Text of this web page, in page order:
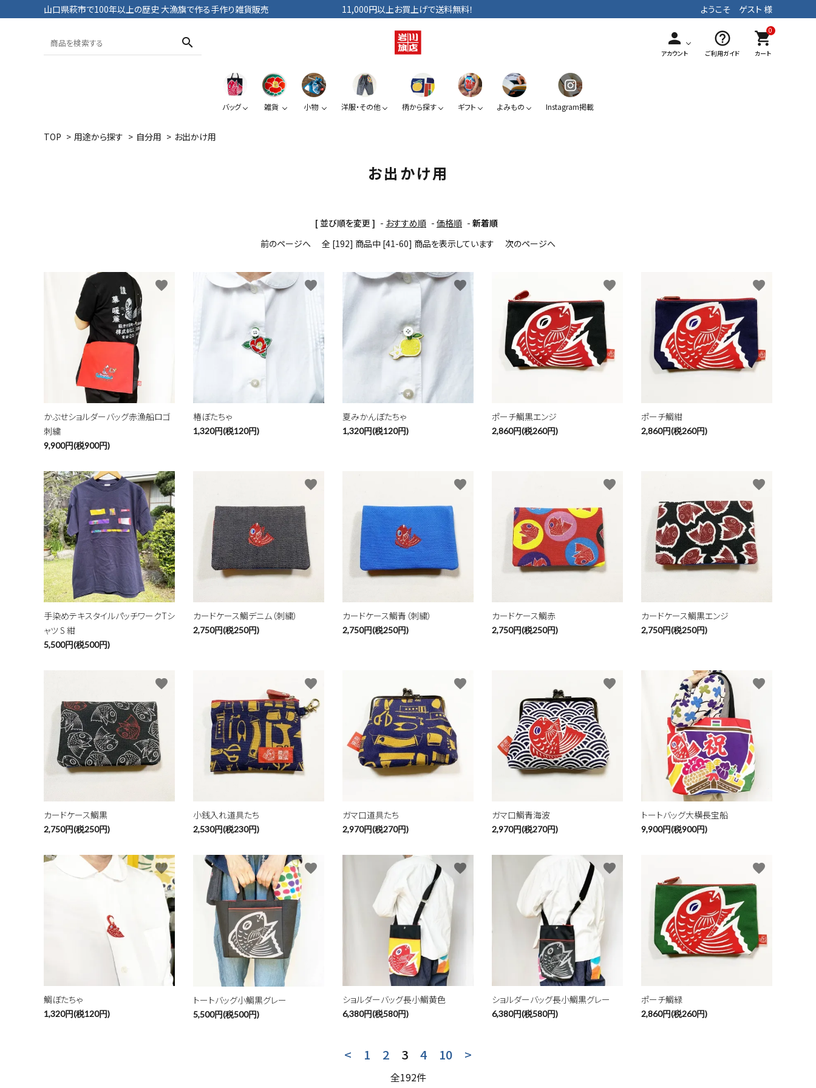
山口県萩市で100年以上の歴史 大漁旗で作る手作り雑貨販売 11,000円以上お買上げで送料無料！ ようこそ ゲスト 様
search person
アカウント
help_outline
ご利用ガイド
0
shopping_cart
カート
バッグ 雑貨 小物 洋服・その他 柄から探す
おにようず デニム 道具たち KUROシリーズ
ギフト よみもの Instagram掲載
TOP > 用途から探す > 自分用 > お出かけ用
お出かけ用
[ 並び順を変更 ] - おすすめ順 - 価格順 - 新着順
前のページへ
全 [192] 商品中 [41-60] 商品を表示しています 次のページへ
かぶせショルダーバッグ赤漁船ロゴ
刺繍
9,900円(税900円)
favorite
椿ぼたちゃ
1,320円(税120円)
favorite
夏みかんぼたちゃ
1,320円(税120円)
favorite
ポーチ鯛黒エンジ
2,860円(税260円)
favorite
ポーチ鯛紺
2,860円(税260円)
favorite
手染めテキスタイルパッチワークTシ
ャツ S 紺
5,500円(税500円)
favorite
カードケース鯛デニム（刺繍）
2,750円(税250円)
favorite
カードケース鯛青（刺繍）
2,750円(税250円)
favorite
カードケース鯛赤
2,750円(税250円)
favorite
カードケース鯛黒エンジ
2,750円(税250円)
favorite
カードケース鯛黒
2,750円(税250円)
favorite
小銭入れ道具たち
2,530円(税230円)
favorite
ガマ口道具たち
2,970円(税270円)
favorite
ガマ口鯛青海波
2,970円(税270円)
favorite
トートバッグ大横長宝船
9,900円(税900円)
favorite
鯛ぼたちゃ
1,320円(税120円)
favorite
トートバッグ小鯛黒グレー
5,500円(税500円)
favorite
ショルダーバッグ長小鯛黄色
6,380円(税580円)
favorite
ショルダーバッグ長小鯛黒グレー
6,380円(税580円)
favorite
ポーチ鯛緑
2,860円(税260円)
favorite
< 1 2 3 4 10 >
全192件
カテゴリー
検索する
close